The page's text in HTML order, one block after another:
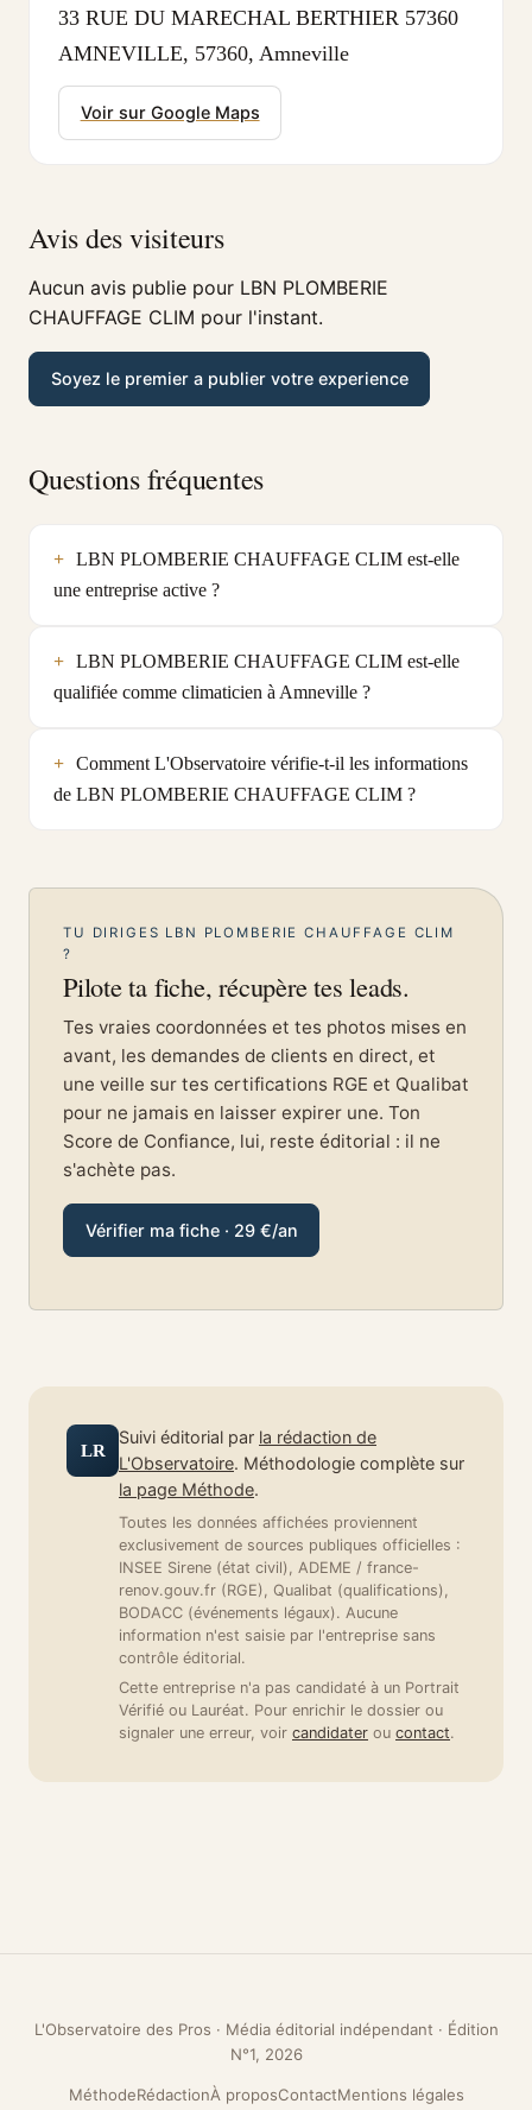
33 RUE DU MARECHAL BERTHIER 57360
AMNEVILLE, 57360, Amneville
Voir sur Google Maps
Avis des visiteurs
Aucun avis publie pour LBN PLOMBERIE
CHAUFFAGE CLIM pour l'instant.
Soyez le premier a publier votre experience
Questions fréquentes
LBN PLOMBERIE CHAUFFAGE CLIM est-elle
une entreprise active ?
LBN PLOMBERIE CHAUFFAGE CLIM est-elle
qualifiée comme climaticien à Amneville ?
Comment L'Observatoire vérifie-t-il les informations
de LBN PLOMBERIE CHAUFFAGE CLIM ?
TU DIRIGES LBN PLOMBERIE CHAUFFAGE CLIM
?
Pilote ta fiche, récupère tes leads.
Tes vraies coordonnées et tes photos mises en
avant, les demandes de clients en direct, et
une veille sur tes certifications RGE et Qualibat
pour ne jamais en laisser expirer une. Ton
Score de Confiance, lui, reste éditorial : il ne
s'achète pas.
Vérifier ma fiche · 29 €/an
LR
Suivi éditorial par la rédaction de
L'Observatoire. Méthodologie complète sur
la page Méthode.
Toutes les données affichées proviennent
exclusivement de sources publiques officielles :
INSEE Sirene (état civil), ADEME / france-
renov.gouv.fr (RGE), Qualibat (qualifications),
BODACC (événements légaux). Aucune
information n'est saisie par l'entreprise sans
contrôle éditorial.
Cette entreprise n'a pas candidaté à un Portrait
Vérifié ou Lauréat. Pour enrichir le dossier ou
signaler une erreur, voir candidater ou contact.
L'Observatoire des Pros · Média éditorial indépendant · Édition
N°1, 2026
MéthodeRédactionÀ proposContactMentions légales